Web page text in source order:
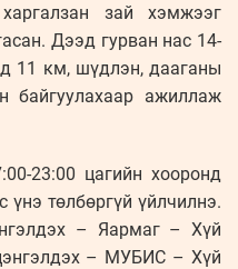
зай хэмжээг
Дээд гурван нас 14-
11 км, шүдлэн, дааганы
байгуулахаар ажиллаж
23:00 цагийн хооронд
үнэ төлбөргүй үйлчилнэ.
– Яармаг – Хүй
– МУБИС – Хүй